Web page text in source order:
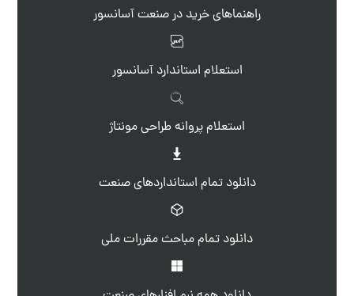
راهنماهای خرید در صنعت آسانسور
استعلام استاندارد آسانسور
استعلام پروانه طراحی مونتاژ
دانلود تمام استانداردهای صنعت
دانلود تمام مباحث مقررات ملی